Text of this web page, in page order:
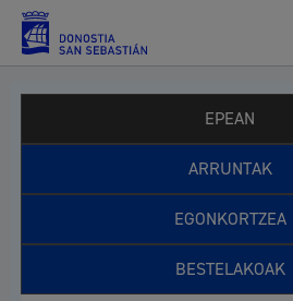
EPEAN
ARRUNTAK
EGONKORTZEA
BESTELAKOAK